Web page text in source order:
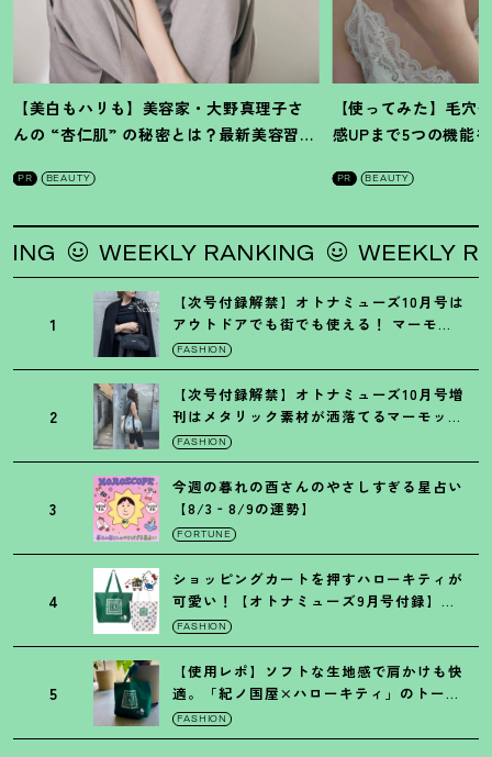
【美白もハリも】美容家・大野真理子さ
んの “杏仁肌” の秘密とは ？ 最新美容習慣
PR BEAUTY
【使ってみた】毛穴
感UPまで5つの機能
PR BEAUTY
WEEKLY RANKING WEEKLY
1
【次号付録解禁】オトナミューズ10月号は
アウトドアでも街でも使える ！ マーモッ
トの黒ショルダー
FASHION
2
【次号付録解禁】オトナミューズ10月号増
刊はメタリック素材が洒落てるマーモット
の保冷バッグ
FASHION
3
今週の暮れの酉さんのやさしすぎる星占い
【8/3‐8/9の運勢】
FORTUNE
4
ショッピングカートを押すハローキティが
可愛い ！
【オトナミューズ9月号付録】紀
ノ国屋バッグ
FASHION
5
【使用レポ】ソフトな生地感で肩かけも快
適。「紀ノ国屋×ハローキティ」のトート
がガシガシ使えて最高です
FASHION